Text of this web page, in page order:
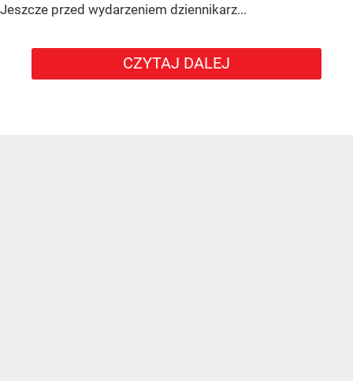
Jeszcze przed wydarzeniem dziennikarz...
CZYTAJ DALEJ